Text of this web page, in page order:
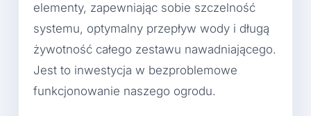
elementy, zapewniając sobie szczelność
systemu, optymalny przepływ wody i długą
żywotność całego zestawu nawadniającego.
Jest to inwestycja w bezproblemowe
funkcjonowanie naszego ogrodu.